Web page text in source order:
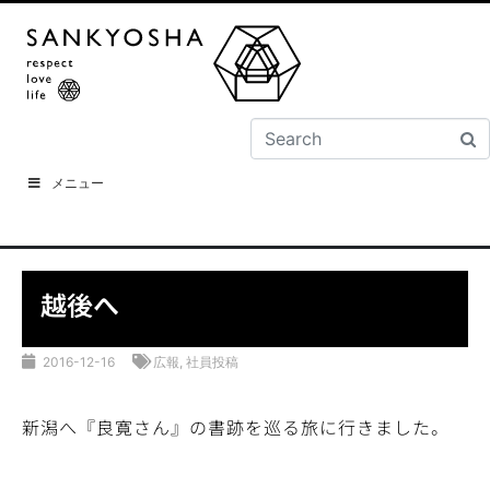
メニュー
越後へ
2016-12-16 広報, 社員投稿
新潟へ『良寛さん』の書跡を巡る旅に行きました。